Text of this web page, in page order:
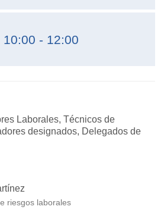
10:00 - 12:00
Laborales, Técnicos de
designados, Delegados de
riesgos laborales